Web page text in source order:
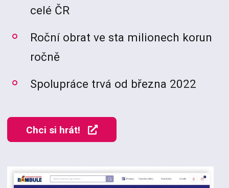
celé ČR
Roční obrat ve sta milionech korun
ročně
Spolupráce trvá od března 2022
Chci si hrát!